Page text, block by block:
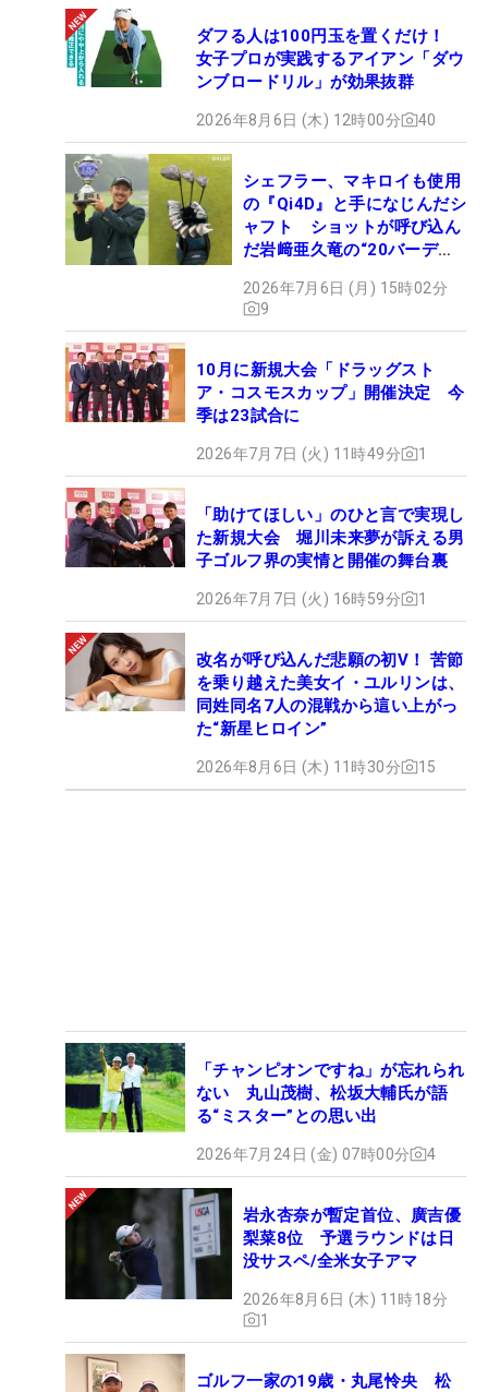
ダフる人は100円玉を置くだけ！
女子プロが実践するアイアン「ダウ
ンブロードリル」が効果抜群
2026年8月6日 (木) 12時00分 40
シェフラー、マキロイも使用
の『Qi4D』と手になじんだシ
ャフト ショットが呼び込ん
だ岩﨑亜久竜の“20バーデ
2026年7月6日 (月) 15時02分
9
10月に新規大会「ドラッグスト
ア・コスモスカップ」開催決定 今
季は23試合に
2026年7月7日 (火) 11時49分 1
「助けてほしい」のひと言で実現し
た新規大会 堀川未来夢が訴える男
子ゴルフ界の実情と開催の舞台裏
2026年7月7日 (火) 16時59分 1
改名が呼び込んだ悲願の初V！ 苦節
を乗り越えた美女イ・ユルリンは、
同姓同名7人の混戦から這い上がっ
た“新星ヒロイン”
2026年8月6日 (木) 11時30分 15
「チャンピオンですね」が忘れられ
ない 丸山茂樹、松坂大輔氏が語
る“ミスター”との思い出
2026年7月24日 (金) 07時00分 4
岩永杏奈が暫定首位、廣吉優
梨菜8位 予選ラウンドは日
没サスペ/全米女子アマ
2026年8月6日 (木) 11時18分
1
ゴルフ一家の19歳・丸尾怜央 松